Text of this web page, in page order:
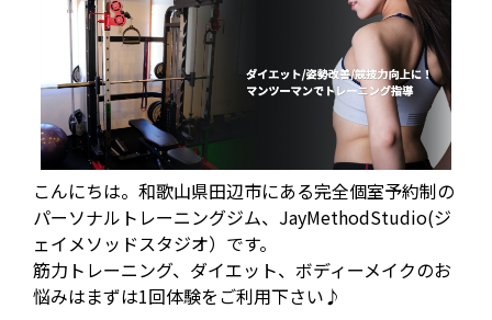
こんにちは。和歌山県田辺市にある完全個室予約制の
パーソナルトレーニングジム、JayMethodStudio(ジ
ェイメソッドスタジオ）です。
筋力トレーニング、ダイエット、ボディーメイクのお
悩みはまずは1回体験をご利用下さい♪